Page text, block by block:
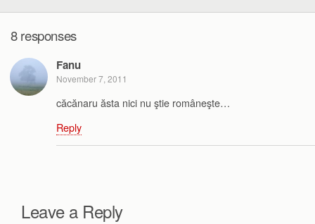
8 responses
Fanu
November 7, 2011
căcănaru ăsta nici nu ştie româneşte…
Reply
Leave a Reply